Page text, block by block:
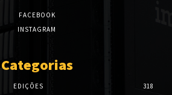
FACEBOOK
INSTAGRAM
Categorias
EDIÇÕES
318